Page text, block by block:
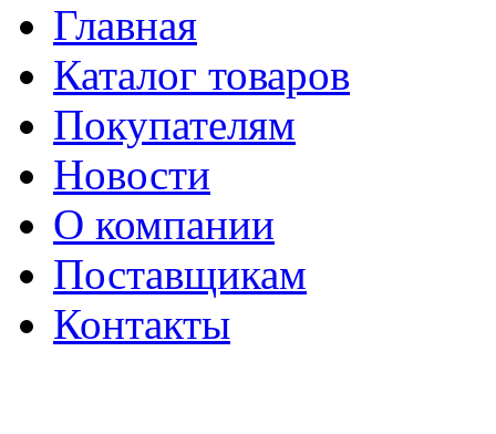
Главная
Каталог товаров
Покупателям
Новости
О компании
Поставщикам
Контакты